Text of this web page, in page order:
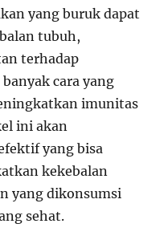
yang buruk dapat
tubuh,
terhadap
cara yang
imunitas
ini akan
yang bisa
kekebalan
yang dikonsumsi
sehat.